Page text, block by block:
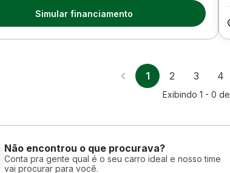
Simular financiamento
1 2 3 4
Exibindo 1 - 0 de
Não encontrou o que procurava?
Conta pra gente qual é o seu carro ideal e nosso time
vai procurar para você.